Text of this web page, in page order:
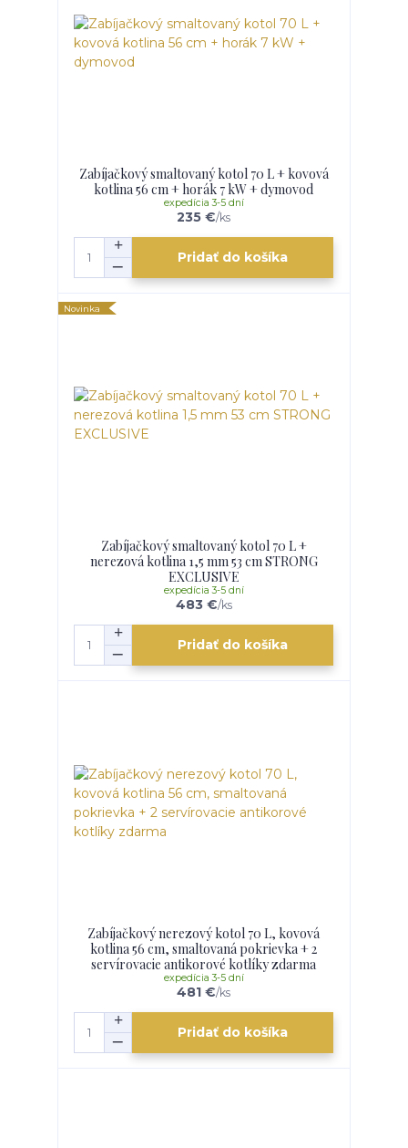
Zabíjačkový smaltovaný kotol 70 L + kovová
kotlina 56 cm + horák 7 kW + dymovod
235 €/ks
expedícia 3-5 dní
Pridať do košíka
Novinka
Zabíjačkový smaltovaný kotol 70 L +
nerezová kotlina 1,5 mm 53 cm STRONG
EXCLUSIVE
483 €/ks
expedícia 3-5 dní
Pridať do košíka
Zabíjačkový nerezový kotol 70 L, kovová
kotlina 56 cm, smaltovaná pokrievka + 2
servírovacie antikorové kotlíky zdarma
481 €/ks
expedícia 3-5 dní
Pridať do košíka